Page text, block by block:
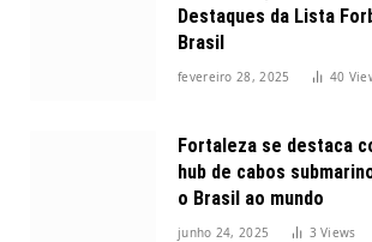
Destaques da Lista
Brasil
fevereiro 28, 2025 40
Fortaleza se destaca
hub de cabos
o Brasil ao mundo
junho 24, 2025 3Views